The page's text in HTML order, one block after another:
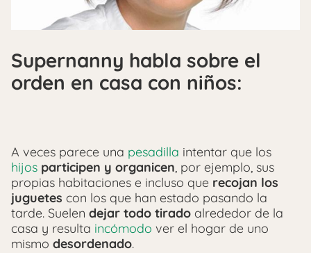
Supernanny habla sobre el
orden en casa con niños:
A veces parece una pesadilla intentar que los
hijos participen y organicen, por ejemplo, sus
propias habitaciones e incluso que recojan los
juguetes con los que han estado pasando la
tarde. Suelen dejar todo tirado alrededor de la
casa y resulta incómodo ver el hogar de uno
mismo desordenado.